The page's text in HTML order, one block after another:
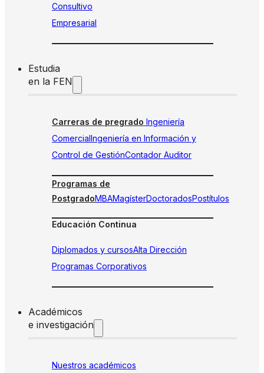
Consultivo
Empresarial
Estudia
en la FEN
Carreras de pregrado Ingeniería
ComercialIngeniería en Información y
Control de GestiónContador Auditor
Programas de
PostgradoMBAMagísterDoctoradosPostítulos
Educación Continua
Diplomados y cursosAlta Dirección
Programas Corporativos
Académicos
e investigación
Nuestros académicos